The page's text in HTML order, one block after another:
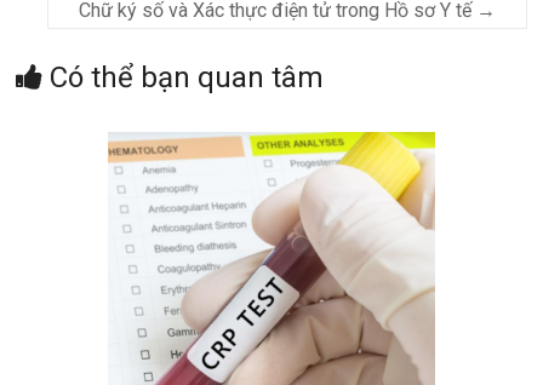
Chữ ký số và Xác thực điện tử trong Hồ sơ Y tế →
Có thể bạn quan tâm